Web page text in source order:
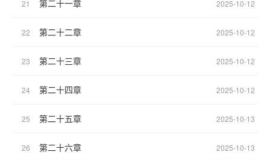
21 第二十一章 2025-10-12
22 第二十二章 2025-10-12
23 第二十三章 2025-10-12
24 第二十四章 2025-10-12
25 第二十五章 2025-10-13
26 第二十六章 2025-10-13